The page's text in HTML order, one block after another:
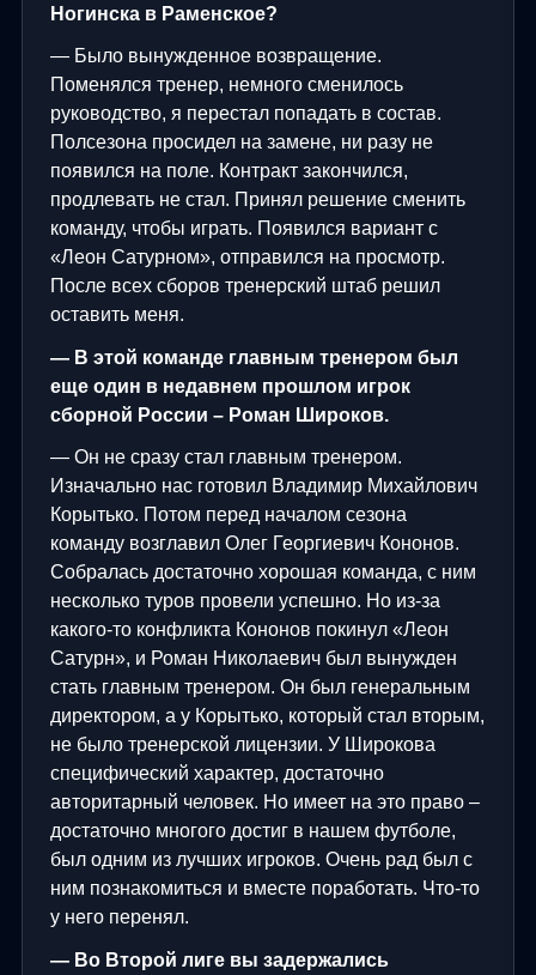
Ногинска в Раменское?
— Было вынужденное возвращение.
Поменялся тренер, немного сменилось
руководство, я перестал попадать в состав.
Полсезона просидел на замене, ни разу не
появился на поле. Контракт закончился,
продлевать не стал. Принял решение сменить
команду, чтобы играть. Появился вариант с
«Леон Сатурном», отправился на просмотр.
После всех сборов тренерский штаб решил
оставить меня.
— В этой команде главным тренером был
еще один в недавнем прошлом игрок
сборной России – Роман Широков.
— Он не сразу стал главным тренером.
Изначально нас готовил Владимир Михайлович
Корытько. Потом перед началом сезона
команду возглавил Олег Георгиевич Кононов.
Собралась достаточно хорошая команда, с ним
несколько туров провели успешно. Но из-за
какого-то конфликта Кононов покинул «Леон
Сатурн», и Роман Николаевич был вынужден
стать главным тренером. Он был генеральным
директором, а у Корытько, который стал вторым,
не было тренерской лицензии. У Широкова
специфический характер, достаточно
авторитарный человек. Но имеет на это право –
достаточно многого достиг в нашем футболе,
был одним из лучших игроков. Очень рад был с
ним познакомиться и вместе поработать. Что-то
у него перенял.
— Во Второй лиге вы задержались